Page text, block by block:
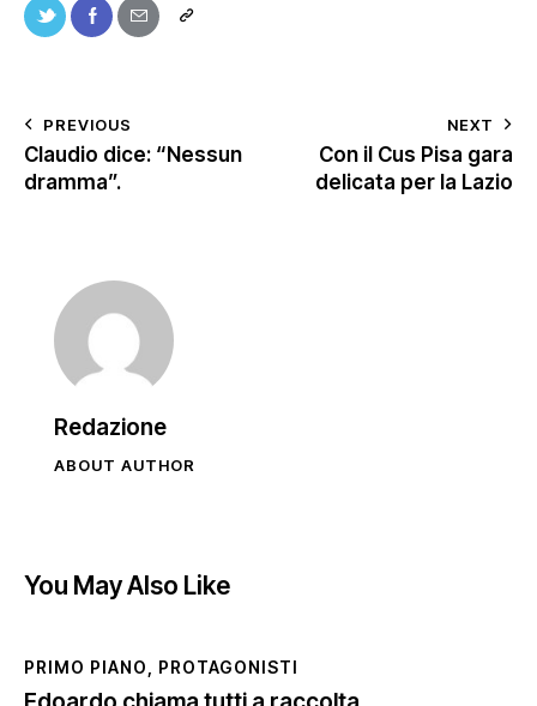
PREVIOUS
Claudio dice: “Nessun
dramma”.
NEXT
Con il Cus Pisa gara
delicata per la Lazio
Redazione
ABOUT AUTHOR
You May Also Like
PRIMO PIANO PROTAGONISTI